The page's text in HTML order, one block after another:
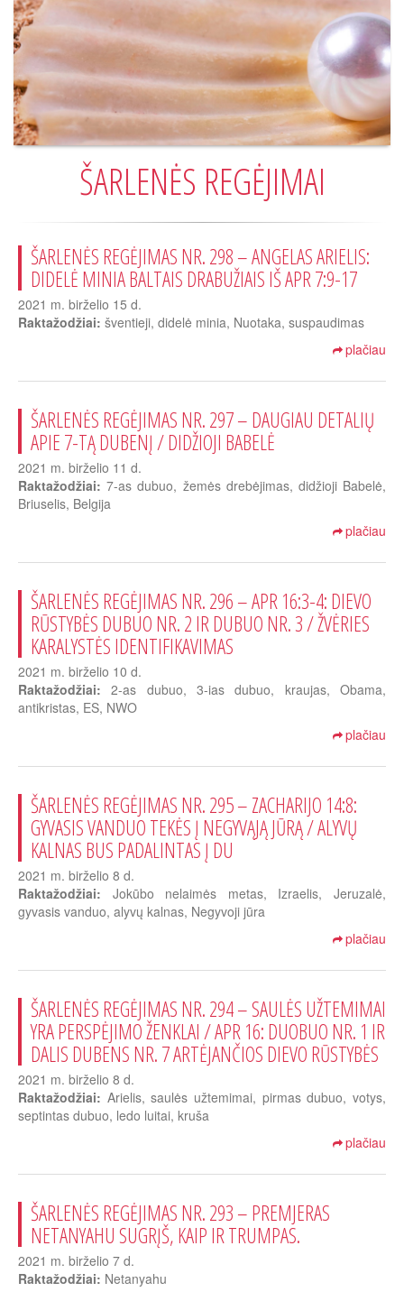
ŠARLENĖS REGĖJIMAI
ŠARLENĖS REGĖJIMAS NR. 298 – ANGELAS ARIELIS:
DIDELĖ MINIA BALTAIS DRABUŽIAIS IŠ APR 7:9-17
2021 m. birželio 15 d.
Raktažodžiai: šventieji, didelė minia, Nuotaka, suspaudimas
plačiau
ŠARLENĖS REGĖJIMAS NR. 297 – DAUGIAU DETALIŲ
APIE 7-TĄ DUBENĮ / DIDŽIOJI BABELĖ
2021 m. birželio 11 d.
Raktažodžiai: 7-as dubuo, žemės drebėjimas, didžioji Babelė,
Briuselis, Belgija
plačiau
ŠARLENĖS REGĖJIMAS NR. 296 – APR 16:3-4: DIEVO
RŪSTYBĖS DUBUO NR. 2 IR DUBUO NR. 3 / ŽVĖRIES
KARALYSTĖS IDENTIFIKAVIMAS
2021 m. birželio 10 d.
Raktažodžiai: 2-as dubuo, 3-ias dubuo, kraujas, Obama,
antikristas, ES, NWO
plačiau
ŠARLENĖS REGĖJIMAS NR. 295 – ZACHARIJO 14:8:
GYVASIS VANDUO TEKĖS Į NEGYVĄJĄ JŪRĄ / ALYVŲ
KALNAS BUS PADALINTAS Į DU
2021 m. birželio 8 d.
Raktažodžiai: Jokūbo nelaimės metas, Izraelis, Jeruzalė,
gyvasis vanduo, alyvų kalnas, Negyvoji jūra
plačiau
ŠARLENĖS REGĖJIMAS NR. 294 – SAULĖS UŽTEMIMAI
YRA PERSPĖJIMO ŽENKLAI / APR 16: DUOBUO NR. 1 IR
DALIS DUBENS NR. 7 ARTĖJANČIOS DIEVO RŪSTYBĖS
2021 m. birželio 8 d.
Raktažodžiai: Arielis, saulės užtemimai, pirmas dubuo, votys,
septintas dubuo, ledo luitai, kruša
plačiau
ŠARLENĖS REGĖJIMAS NR. 293 – PREMJERAS
NETANYAHU SUGRĮŠ, KAIP IR TRUMPAS.
2021 m. birželio 7 d.
Raktažodžiai: Netanyahu